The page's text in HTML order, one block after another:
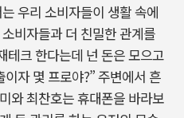
우리 소비자들이 생활 속에
비자들과 더 친밀한 관계를
테크 한다는데 넌 돈은 모으고
이자 몇 프로야?” 주변에서 흔
와 최찬호는 휴대폰을 바라보